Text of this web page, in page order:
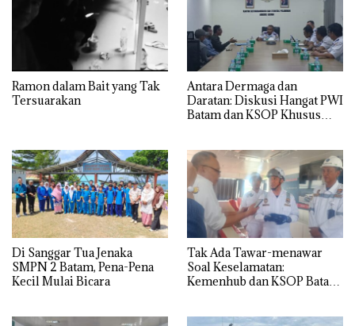
Ramon dalam Bait yang Tak
Tersuarakan
Antara Dermaga dan
Daratan: Diskusi Hangat PWI
Batam dan KSOP Khusus
Di Sanggar Tua Jenaka
SMPN 2 Batam, Pena-Pena
Kecil Mulai Bicara
Tak Ada Tawar-menawar
Soal Keselamatan:
Kemenhub dan KSOP Batam